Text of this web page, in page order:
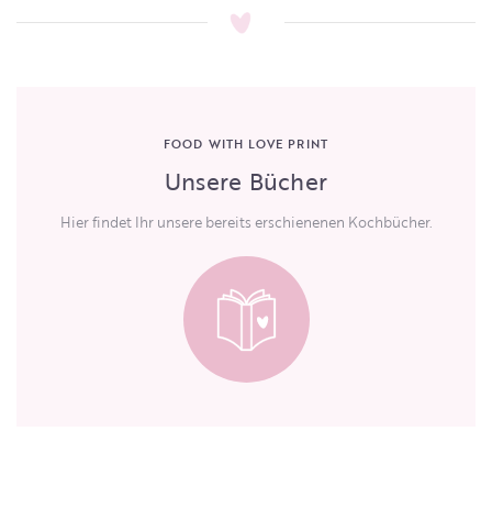
FOOD WITH LOVE PRINT
Unsere Bücher
Hier findet Ihr unsere bereits erschienenen Kochbücher.